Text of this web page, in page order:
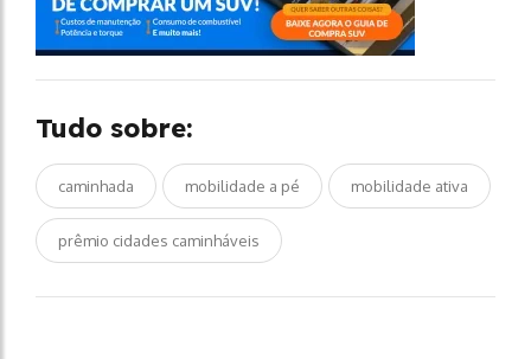
Tudo sobre:
caminhada mobilidade a pé mobilidade ativa
prêmio cidades caminháveis